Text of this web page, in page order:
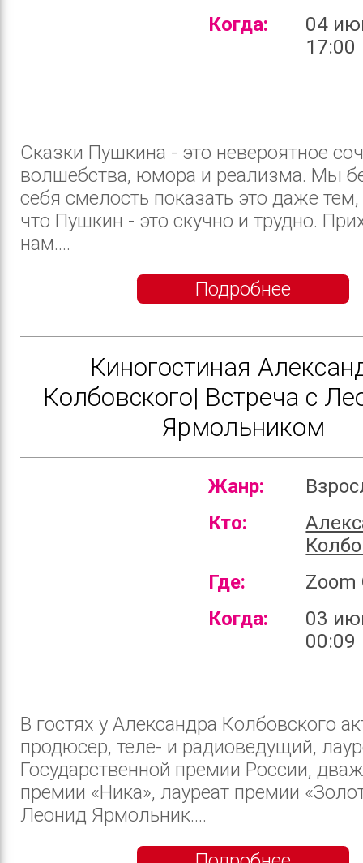
Когда:
04
17:00
Сказки Пушкина - это невероятное
волшебства, юмора и реализма. Мы
себя смелость показать это даже тем,
что Пушкин - это скучно и трудно.
нам....
Подробнее
Киногостиная
Колбовского| Встреча с
Ярмольником
Жанр:
Кто:
Где:
Zoom
Когда:
03
00:09
В гостях у Александра Колбовского
продюсер, теле- и радиоведущий,
Государственной премии России,
премии «Ника», лауреат премии
Леонид Ярмольник....